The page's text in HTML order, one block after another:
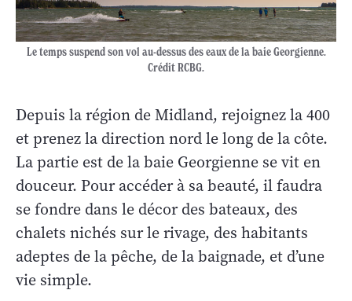
Le temps suspend son vol au-dessus des eaux de la baie Georgienne.
Crédit RCBG.
Depuis la région de Midland, rejoignez la 400
et prenez la direction nord le long de la côte.
La partie est de la baie Georgienne se vit en
douceur. Pour accéder à sa beauté, il faudra
se fondre dans le décor des bateaux, des
chalets nichés sur le rivage, des habitants
adeptes de la pêche, de la baignade, et d’une
vie simple.